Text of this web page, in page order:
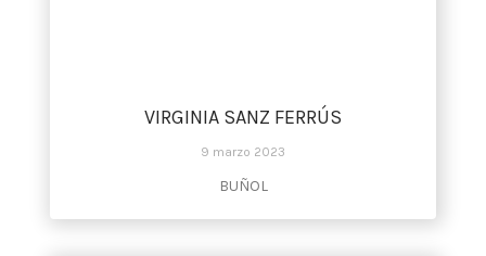
VIRGINIA SANZ FERRÚS
9 marzo 2023
BUÑOL